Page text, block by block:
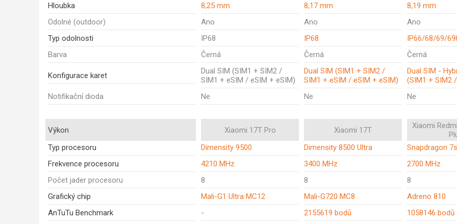
Hloubka
8,25 mm 8,17 mm
8,19 mm
Odolné (outdoor)
Ano Ano
Ano
Typ odolnosti
IP68 IP68
IP66/68/69/
Barva
Černá Černá Černá
Konfigurace karet
Dual SIM (SIM1 + SIM2 /
SIM1 + eSIM / eSIM + eSIM)
Dual SIM (SIM1 + SIM2 /
SIM1 + eSIM / eSIM + eSIM)
Dual SIM -
(SIM1 + SIM2
Notifikační dioda
Ne Ne Ne
Výkon Xiaomi 17T Pro Xiaomi 17T
Xiaomi
Typ procesoru
Dimensity 9500 Dimensity 8500 Ultra
Snapdragon
Frekvence procesoru
4210 MHz 3400 MHz
2700 MHz
Počet jader procesoru
8 8
8
Grafický chip
Mali-G1 Ultra MC12 Mali-G720 MC8
Adreno 810
AnTuTu Benchmark
- 2155619 bodů
1058146 bodů